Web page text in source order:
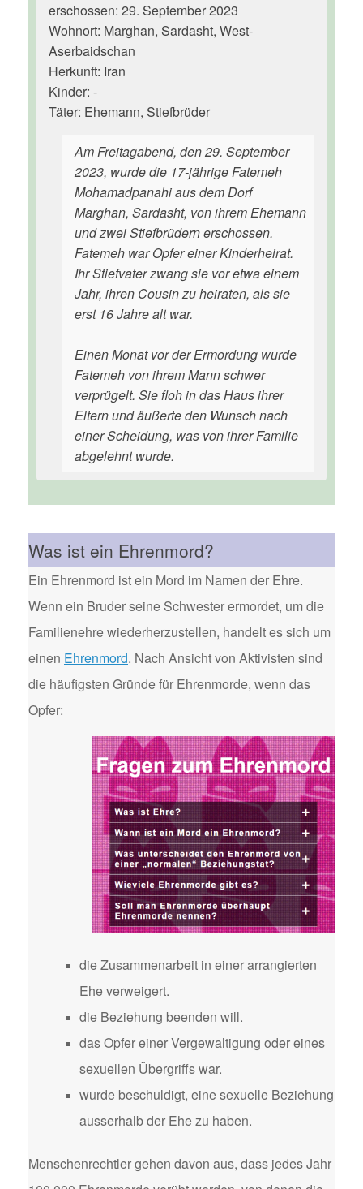
erschossen: 29. September 2023
Wohnort: Marghan, Sardasht, West-
Aserbaidschan
Herkunft: Iran
Kinder: -
Täter: Ehemann, Stiefbrüder
Am Freitagabend, den 29. September
2023, wurde die 17-jährige Fatemeh
Mohamadpanahi aus dem Dorf
Marghan, Sardasht, von ihrem Ehemann
und zwei Stiefbrüdern erschossen.
Fatemeh war Opfer einer Kinderheirat.
Ihr Stiefvater zwang sie vor etwa einem
Jahr, ihren Cousin zu heiraten, als sie
erst 16 Jahre alt war.
Einen Monat vor der Ermordung wurde
Fatemeh von ihrem Mann schwer
verprügelt. Sie floh in das Haus ihrer
Eltern und äußerte den Wunsch nach
einer Scheidung, was von ihrer Familie
abgelehnt wurde.
Was ist ein Ehrenmord?
Ein Ehrenmord ist ein Mord im Namen der Ehre.
Wenn ein Bruder seine Schwester ermordet, um die
Familienehre wiederherzustellen, handelt es sich um
einen Ehrenmord. Nach Ansicht von Aktivisten sind
die häufigsten Gründe für Ehrenmorde, wenn das
Opfer:
die Zusammenarbeit in einer arrangierten
Ehe verweigert.
die Beziehung beenden will.
das Opfer einer Vergewaltigung oder eines
sexuellen Übergriffs war.
wurde beschuldigt, eine sexuelle Beziehung
ausserhalb der Ehe zu haben.
Menschenrechtler gehen davon aus, dass jedes Jahr